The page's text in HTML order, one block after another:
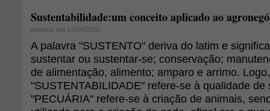
Sustentabilidade:um conceito aplicado ao
postado em 14/04/2008
A palavra "SUSTENTO" deriva do latim e
sustentar ou sustentar-se; conservação;
de alimentação, alimento; amparo e arrimo. Logo,
"SUSTENTABILIDADE" refere-se à qualidade de
"PECUÁRIA" refere-se à criação de animais,